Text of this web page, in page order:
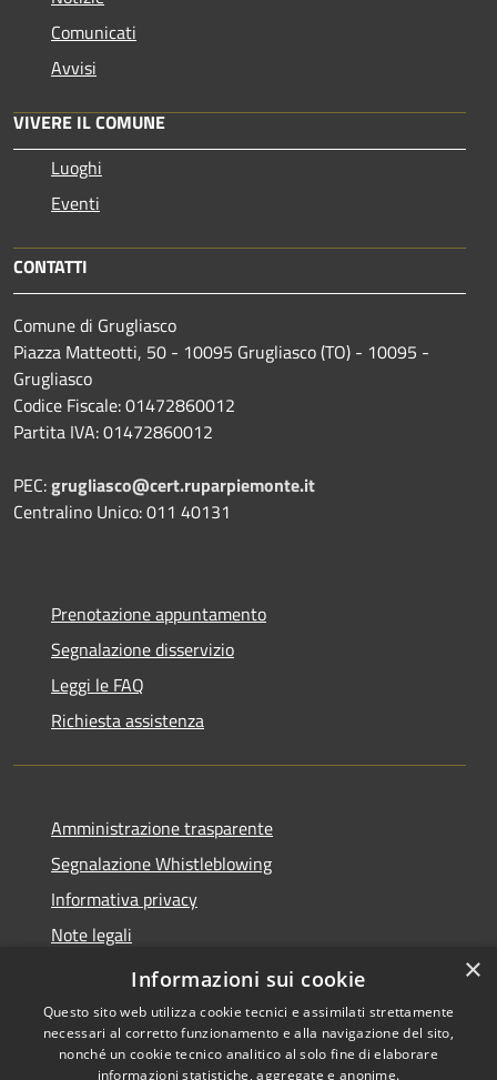
Comunicati
Avvisi
VIVERE IL COMUNE
Luoghi
Eventi
CONTATTI
Comune di Grugliasco
Piazza Matteotti, 50 - 10095 Grugliasco (TO) - 10095 -
Grugliasco
Codice Fiscale: 01472860012
Partita IVA: 01472860012
PEC:grugliasco@cert.ruparpiemonte.it
Centralino Unico: 011 40131
Prenotazione appuntamento
Segnalazione disservizio
Leggi le FAQ
Richiesta assistenza
Amministrazione trasparente
Segnalazione Whistleblowing
Informativa privacy
Note legali
Dichiarazione di accessibilità
×
Informazioni sui cookie
Questo sito web utilizza cookie tecnici e assimilati strettamente
necessari al corretto funzionamento e alla navigazione del sito,
nonché un cookie tecnico analitico al solo fine di elaborare
informazioni statistiche, aggregate e anonime.